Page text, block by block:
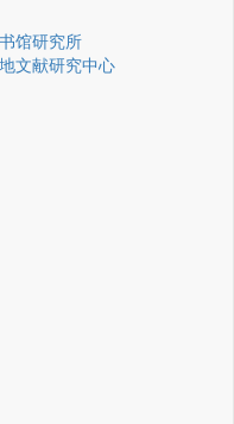
馆研究所
文献研究中心